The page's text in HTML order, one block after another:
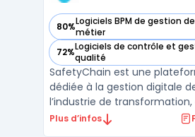
80%Logiciels BPM de gestion
métier
— voir SafetyChain dans cette
72%Logiciels de contrôle et
qualité
— voir SafetyChain dans cette
SafetyChain est une
dédiée à la gestion digitale
l’industrie de
orientation vers les
Plus d’infos